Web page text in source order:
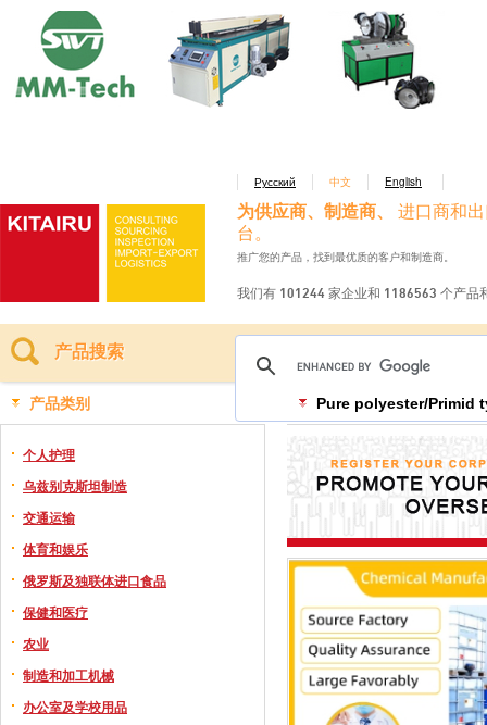
Русский 中文 English
为供应商、制造商、
进口商和
台。
推广您的产品，找到最优质的客户和制造商。
我们有 101244 家企业和 1186563 个产品
产品搜索
产品类别
个人护理
乌兹别克斯坦制造
交通运输
体育和娱乐
俄罗斯及独联体进口食品
保健和医疗
农业
制造和加工机械
办公室及学校用品
Pure polyester/Primid